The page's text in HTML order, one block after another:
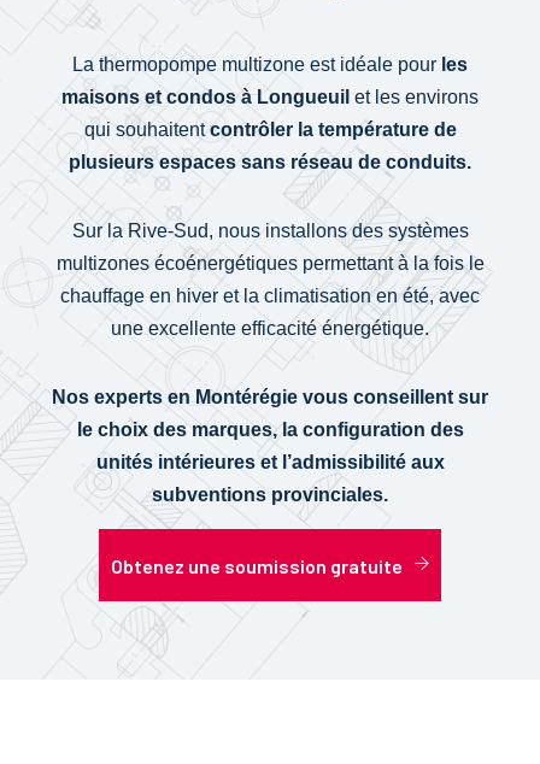
La thermopompe multizone est idéale pour les
maisons et condos à Longueuil et les environs
qui souhaitentcontrôler la température de
plusieurs espaces sans réseau de conduits.
Sur la Rive-Sud, nous installons des systèmes
multizones écoénergétiques permettant à la fois le
chauffage en hiver et la climatisation en été, avec
une excellente efficacité énergétique.
Nos experts en Montérégie vous conseillent sur
le choix des marques, la configuration des
unités intérieures et l’admissibilité aux
subventions provinciales.
Obtenez une soumission gratuite